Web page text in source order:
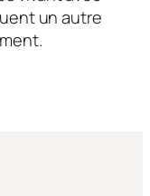
un autre